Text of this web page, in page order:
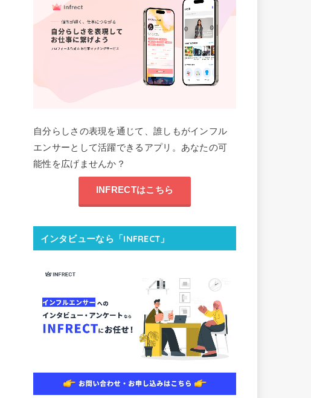
自分らしさの表現を通じて、誰しもがインフル
エンサーとして活躍できるアプリ。あなたの可
能性を広げませんか？
INFRECTはこちら
インタビューなら「INFRECT」